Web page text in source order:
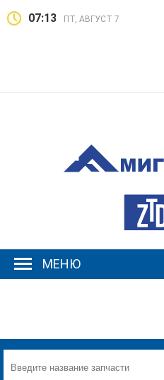
07:13 ПТ, АВГУСТ 7
МЕНЮ